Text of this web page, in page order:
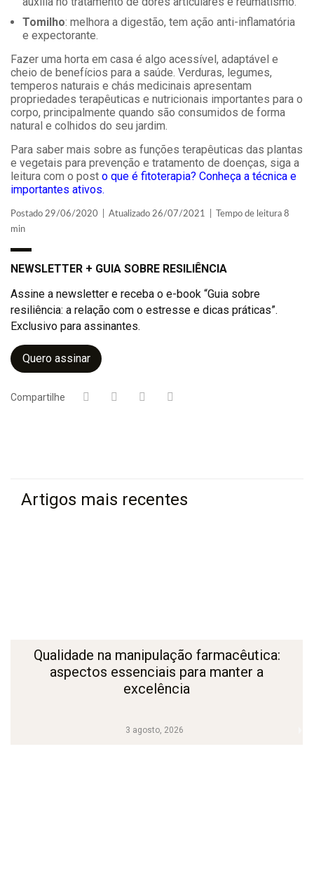
Tomilho: melhora a digestão, tem ação anti-inflamatória
e expectorante.
Fazer uma horta em casa é algo acessível, adaptável e
cheio de benefícios para a saúde. Verduras, legumes,
temperos naturais e chás medicinais apresentam
propriedades terapêuticas e nutricionais importantes para o
corpo, principalmente quando são consumidos de forma
natural e colhidos do seu jardim.
Para saber mais sobre as funções terapêuticas das plantas
e vegetais para prevenção e tratamento de doenças, siga a
leitura com o post o que é fitoterapia? Conheça a técnica e
importantes ativos.
Postado 29/06/2020 | Atualizado 26/07/2021 | Tempo de leitura 8
min
NEWSLETTER + GUIA SOBRE RESILIÊNCIA
Assine a newsletter e receba o e-book “Guia sobre
resiliência: a relação com o estresse e dicas práticas”.
Exclusivo para assinantes.
Quero assinar
Compartilhe
Artigos mais recentes
3 agosto, 2026
Qualidade na manipulação farmacêutica:
aspectos essenciais para manter a
excelência